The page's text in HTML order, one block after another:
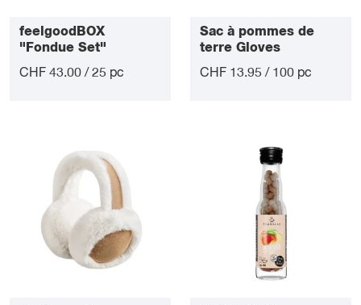
feelgoodBOX
"Fondue Set"
CHF 43.00 / 25 pc
Sac à pommes de
terre Gloves
CHF 13.95 / 100 pc